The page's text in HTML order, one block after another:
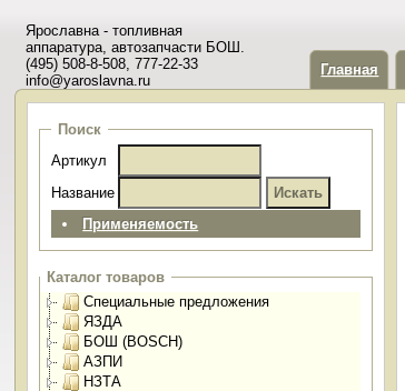
Ярославна - топливная
аппаратура, автозапчасти БОШ.
(495) 508-8-508, 777-22-33
info@yaroslavna.ru
Главная
Поиск
Артикул
Название
Применяемость
Каталог товаров
Специальные предложения
ЯЗДА
БОШ (BOSCH)
АЗПИ
НЗТА